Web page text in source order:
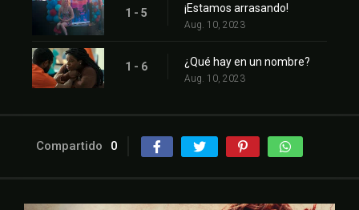
1 - 5 ¡Estamos arrasando!
Aug. 10, 2023
1 - 6 ¿Qué hay en un nombre?
Aug. 10, 2023
Compartido 0